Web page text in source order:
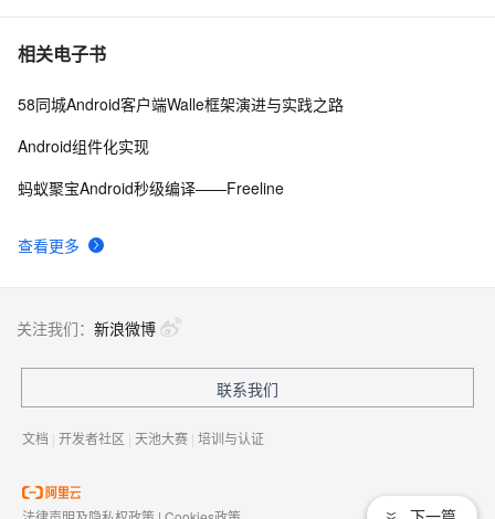
10
相关电子书
查看更多
58同城Android客户端Walle框架演进与实践之路
Android组件化实现
蚂蚁聚宝Android秒级编译——Freeline
关注我们： 新浪微博
联系我们
文档 | 开发者社区 | 天池大赛 | 培训与认证